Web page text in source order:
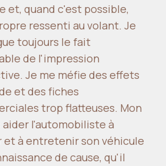
et, quand c'est possible,
ressenti au volant. Je
toujours le fait
de l'impression
Je me méfie des effets
et des fiches
trop flatteuses. Mon
aider l'automobiliste à
et à entretenir son véhicule
de cause, qu'il